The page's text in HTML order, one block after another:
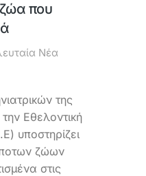
που
Νέα
της
Εθελοντική
υποστηρίζει
ζώων
στις